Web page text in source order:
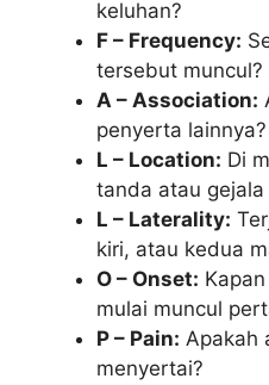
keluhan?
F – Frequency:
tersebut muncul?
A – Association:
penyerta lainnya?
L – Location: Di
tanda atau gejala
L – Laterality:
kiri, atau kedua
O – Onset:
mulai muncul
P – Pain: Apakah
menyertai?